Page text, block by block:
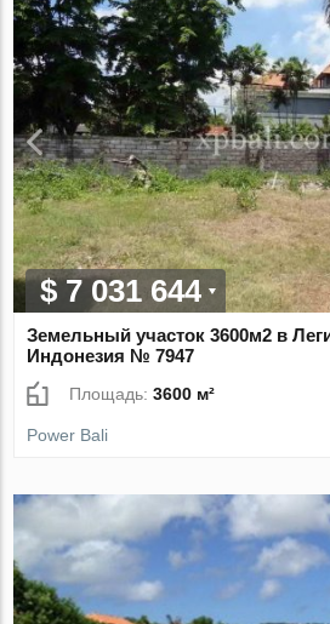
$ 7 031 644
Земельный участок 3600м2 в
Индонезия № 7947
Площадь:3600 м²
Power Bali